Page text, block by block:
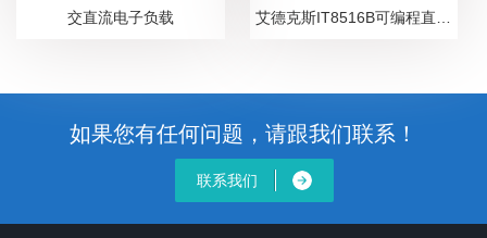
交直流电子负载
如果您有任何问题，请跟我们联系！
联系我们